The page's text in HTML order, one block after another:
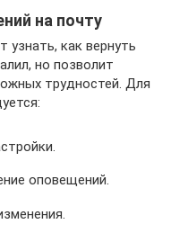
на почту
как вернуть
но позволит
трудностей. Для
оповещений.